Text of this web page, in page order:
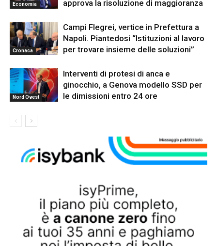
Economia
approva la risoluzione di maggioranza
Cronaca
Campi Flegrei, vertice in Prefettura a
Napoli. Piantedosi “Istituzioni al lavoro
per trovare insieme delle soluzioni”
Nord Ovest
Interventi di protesi di anca e
ginocchio, a Genova modello SSD per
le dimissioni entro 24 ore